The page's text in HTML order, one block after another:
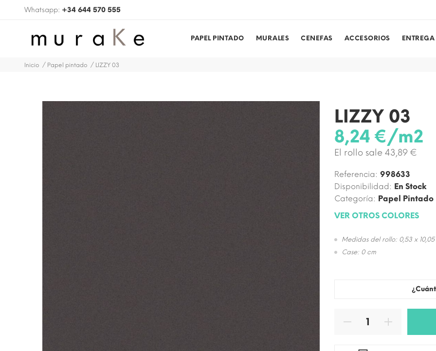
Whatsapp: +34 644 570 555
PAPEL PINTADO MURALES CENEFAS ACCESORIOS
Inicio Papel pintado LIZZY 03
LIZZY 03
8,24 €/m2
El rollo sale 43,89 €
Referencia: 998633
Disponibilidad: En Stock
Categoría: Papel Pintado
VER OTROS COLORES
Medidas del rollo: 0,53 x 10,05
Case: 0 cm